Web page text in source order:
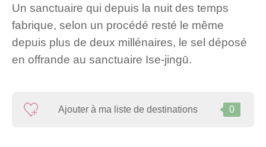
Un sanctuaire qui depuis la nuit des temps
fabrique, selon un procédé resté le même
depuis plus de deux millénaires, le sel déposé
en offrande au sanctuaire Ise-jingū.
Ajouter à ma liste de destinations 0